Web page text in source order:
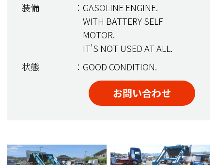
装備
：GASOLINE ENGINE.
WITH BATTERY SELF
MOTOR.
IT'S NOT USED AT ALL.
状態
：GOOD CONDITION.
お問い合わせ